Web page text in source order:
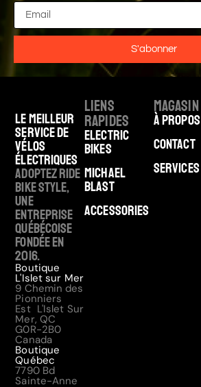
S'abonner
Le meilleur
service de
vélos
électriques
Adoptez Ride
Bike Style,
une
entreprise
québécoise
fondée en
2016.
Boutique
L'Islet sur Mer
9 Chemin des
Pionniers
Est L'Islet Sur
Mer, QC
G0R-2B0
Canada
Boutique
Québec
7790 Bd
Sainte-Anne
Liens
rapides
Electric
Bikes
Michael
Blast
Accessories
Magasin
À Propos
Contact
Services